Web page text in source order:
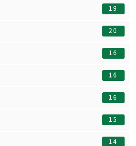
19
20
16
16
16
15
14